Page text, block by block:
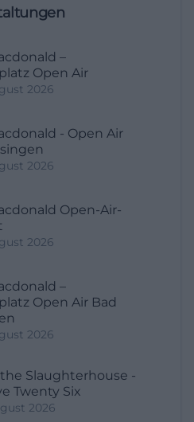
–
Open Air
2026
- Open Air
2026
Open-Air-
2026
–
Open Air Bad
2026
Slaughterhouse -
Twenty Six
2026